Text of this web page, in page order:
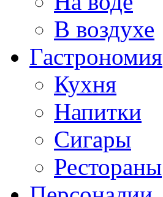
В воздухе
Гастрономия
Кухня
Напитки
Сигары
Рестораны